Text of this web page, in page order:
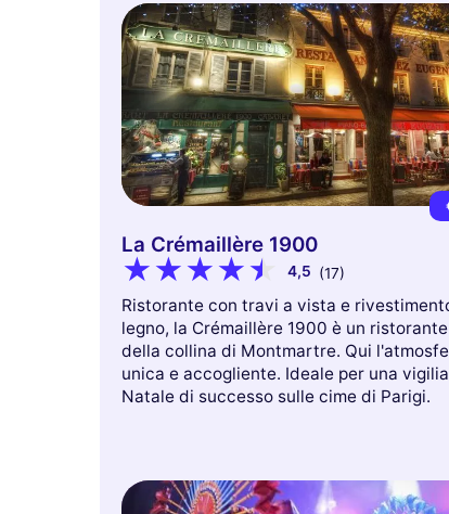
La Crémaillère 1900
4,5 (17)
Ristorante con travi a vista e
legno, la Crémaillère 1900 è un
della collina di Montmartre. Qui
unica e accogliente. Ideale per una
Natale di successo sulle cime di Parigi.